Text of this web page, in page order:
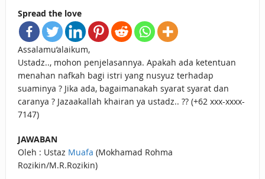
Spread the love
‬Assalamu’alaikum,
Ustadz.., mohon penjelasannya. Apakah ada ketentuan
menahan nafkah bagi istri yang nusyuz terhadap
suaminya ? Jika ada, bagaimanakah syarat syarat dan
caranya ? Jazaakallah khairan ya ustadz.. ?? (‪+62 xxx-xxxx-
7147)‬‬‬‬‬‬‬‬‬‬‬‬‬‬‬‬‬‬‬‬‬‬‬‬‬‬‬‬‬‬‬‬‬‬‬‬‬‬‬
JAWABAN
Oleh : Ustaz Muafa (Mokhamad Rohma
Rozikin/M.R.Rozikin)